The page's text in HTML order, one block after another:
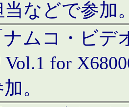
当などで参加
ムコ・ビデ
for
。